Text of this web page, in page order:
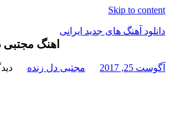
Skip to content
دانلود آهنگ های جدید ایرانی
دانلود
فول
اهنگ مجتبی
آگوست 25, 2017 مجتبی دل زنده